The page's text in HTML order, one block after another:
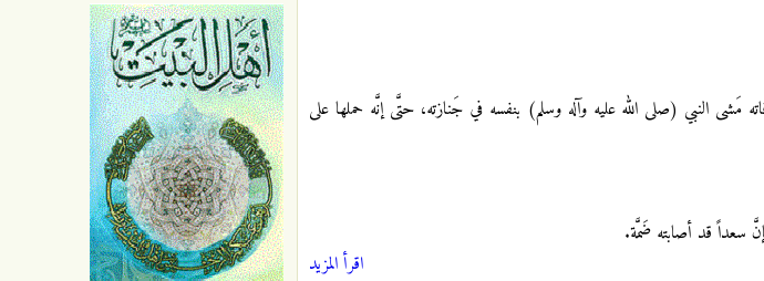
النبي (صلى الله عليه وآله وسلم) بنفسه في جَنازته، حتَّى إنَّه حملها على
سعداً قد أصابته ضَمَّة.
اقرأ المزيد